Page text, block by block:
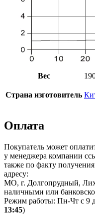
Вес
Страна изготовитель
Оплата
Покупатель может
у менеджера компании
также по факту получения
адресу:
МО, г. Долгопрудный,
наличными или
Режим работы: Пн-Чт с 9
13:45)